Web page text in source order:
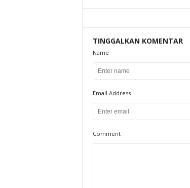
TINGGALKAN KOMENTAR
Name
Email Address
Comment